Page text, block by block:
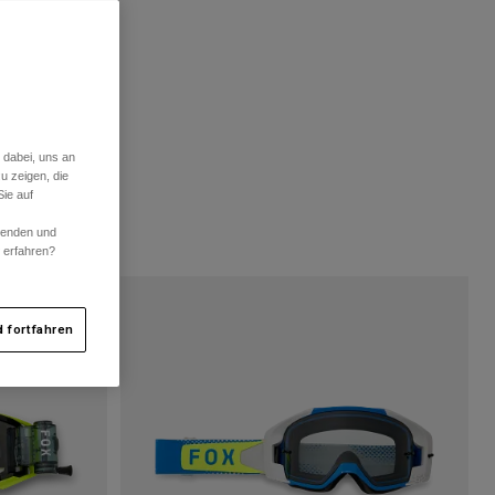
uns an
zeigen, die
auf
und
erfahren?
fortfahren